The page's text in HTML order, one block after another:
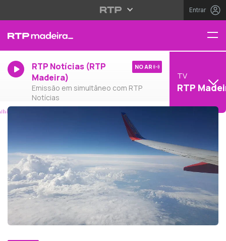
Entrar
RTP Notícias (RTP
Madeira)
Emissão em simultâneo com RTP
Notícias
NO AR
TV
RTP